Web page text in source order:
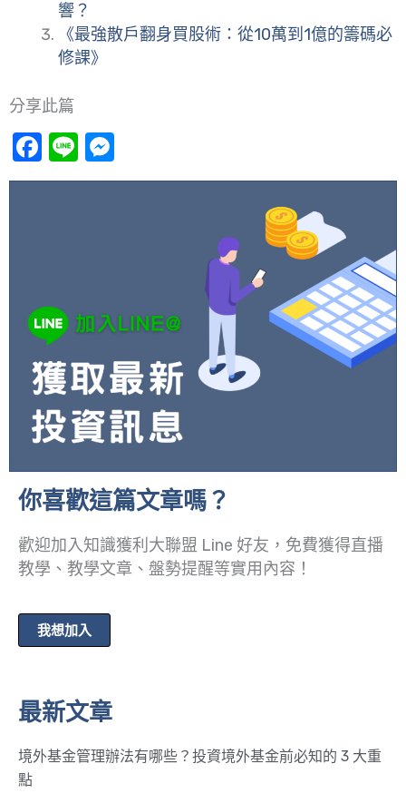
響？
《最強散戶翻身買股術：從10萬到1億的籌碼必
修課》
分享此篇
Facebook
Line
你喜歡這篇文章嗎？
歡迎加入知識獲利大聯盟 Line 好友，免費獲得直播
教學、教學文章、盤勢提醒等實用內容！
我想加入
最新文章
境外基金管理辦法有哪些？投資境外基金前必知的 3 大重
點